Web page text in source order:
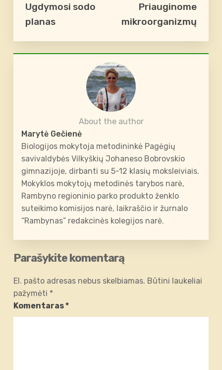
Ugdymosi sodo
planas
Priauginome
mikroorganizmų
About the author
Marytė Gečienė
Biologijos mokytoja metodininkė Pagėgių
savivaldybės Vilkyškių Johaneso Bobrovskio
gimnazijoje, dirbanti su 5-12 klasių moksleiviais.
Mokyklos mokytojų metodinės tarybos narė,
Rambyno regioninio parko produkto ženklo
suteikimo komisijos narė, laikraščio ir žurnalo
“Rambynas” redakcinės kolegijos narė.
Parašykite komentarą
El. pašto adresas nebus skelbiamas. Būtini laukeliai
pažymėti *
Komentaras*